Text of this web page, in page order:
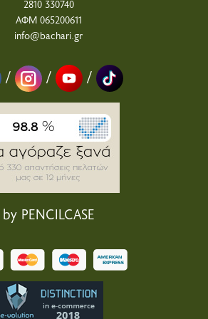
2810 330740
ΑΦΜ 065200611
info@bachari.gr
/ / /
by PENCILCASE